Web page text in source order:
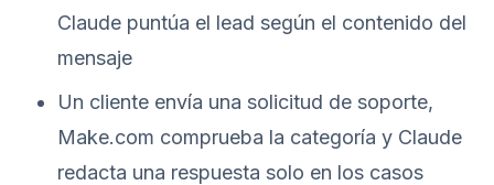
Claude puntúa el lead según el contenido del
mensaje
Un cliente envía una solicitud de soporte,
Make.com comprueba la categoría y Claude
redacta una respuesta solo en los casos